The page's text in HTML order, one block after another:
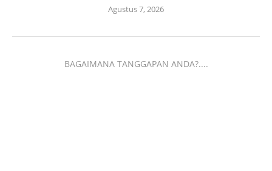
Agustus 7, 2026
BAGAIMANA TANGGAPAN ANDA?....